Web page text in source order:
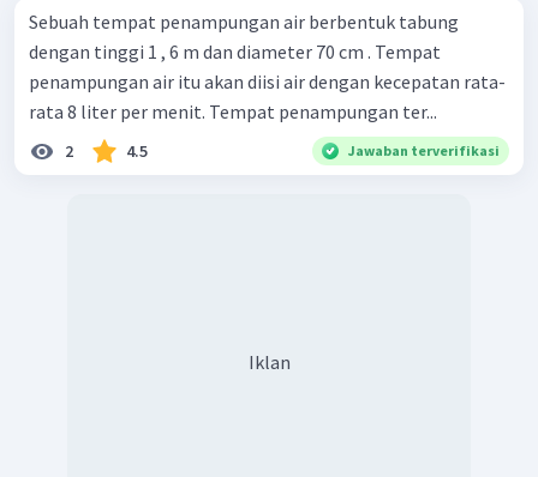
Sebuah tempat penampungan air berbentuk tabung
dengan tinggi 1 , 6 m dan diameter 70 cm . Tempat
penampungan air itu akan diisi air dengan kecepatan rata-
rata 8 liter per menit. Tempat penampungan ter...
2 4.5 Jawaban terverifikasi
Iklan